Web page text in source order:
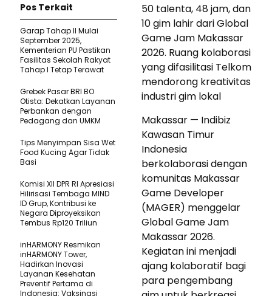
50 talenta, 48 jam, dan
10 gim lahir dari Global
Game Jam Makassar
2026. Ruang kolaborasi
yang difasilitasi Telkom
mendorong kreativitas
industri gim lokal
Makassar — Indibiz
Kawasan Timur
Indonesia
berkolaborasi dengan
komunitas Makassar
Game Developer
(MAGER) menggelar
Global Game Jam
Makassar 2026.
Kegiatan ini menjadi
ajang kolaboratif bagi
para pengembang
Pos Terkait
Garap Tahap II Mulai
September 2025,
Kementerian PU Pastikan
Fasilitas Sekolah Rakyat
Tahap I Tetap Terawat
Grebek Pasar BRI BO
Otista: Dekatkan Layanan
Perbankan dengan
Pedagang dan UMKM
Tips Menyimpan Sisa Wet
Food Kucing Agar Tidak
Basi
Komisi XII DPR RI Apresiasi
Hilirisasi Tembaga MIND
ID Grup, Kontribusi ke
Negara Diproyeksikan
Tembus Rp120 Triliun
inHARMONY Resmikan
inHARMONY Tower,
Hadirkan Inovasi
Layanan Kesehatan
Preventif Pertama di
Indonesia: Vaksinasi